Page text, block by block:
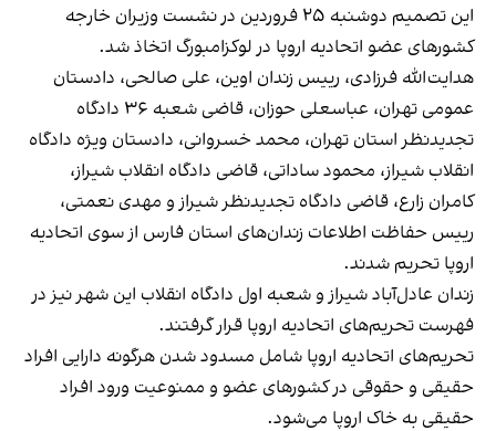
این تصمیم دوشنبه ۲۵ فروردین در نشست وزیران خارجه
کشورهای عضو اتحادیه اروپا در لوکزامبورگ اتخاذ شد.
هدایت‌الله فرزادی، رییس زندان اوین، علی صالحی، دادستان
عمومی تهران، عباسعلی حوزان، قاضی شعبه ۳۶ دادگاه
تجدیدنظر استان تهران، محمد خسروانی، دادستان ویژه دادگاه
انقلاب شیراز، محمود ساداتی، قاضی دادگاه انقلاب شیراز،
کامران زارع، قاضی دادگاه تجدیدنظر شیراز و مهدی نعمتی،
رییس حفاظت اطلاعات زندان‌های استان فارس از سوی اتحادیه
اروپا تحریم شدند.
زندان عادل‌آباد شیراز و شعبه اول دادگاه انقلاب این شهر نیز در
فهرست تحریم‌های اتحادیه اروپا قرار گرفتند.
تحریم‌های اتحادیه اروپا شامل مسدود شدن هرگونه دارایی افراد
حقیقی و حقوقی در کشورهای عضو و ممنوعیت ورود افراد
حقیقی به خاک اروپا می‌شود.